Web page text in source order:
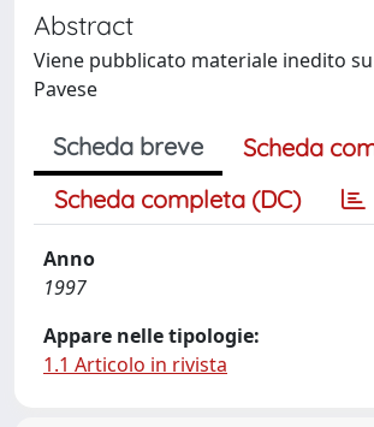
Abstract
Viene pubblicato materiale inedito
Pavese
Scheda breve
Scheda
Scheda completa (DC)
Anno
1997
Appare nelle tipologie:
1.1 Articolo in rivista